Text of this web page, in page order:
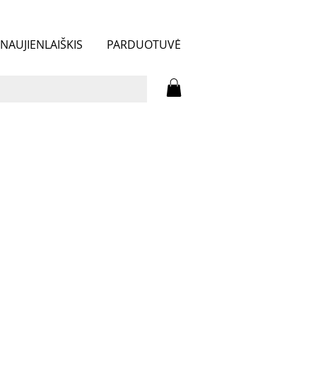
NAUJIENLAIŠKIS PARDUOTUVĖ